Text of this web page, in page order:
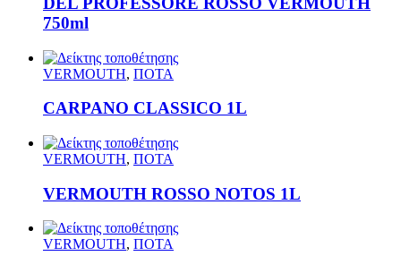
750ml
VERMOUTH, ΠΟΤΑ
CARPANO CLASSICO 1L
VERMOUTH, ΠΟΤΑ
VERMOUTH ROSSO NOTOS 1L
VERMOUTH, ΠΟΤΑ